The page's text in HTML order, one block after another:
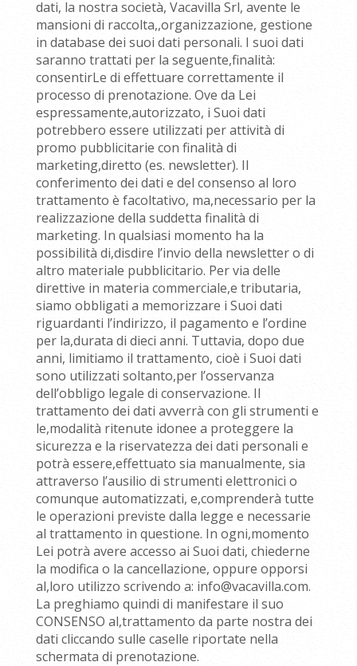
dati, la nostra società, Vacavilla Srl, avente le
mansioni di raccolta,,organizzazione, gestione
in database dei suoi dati personali. I suoi dati
saranno trattati per la seguente,finalità:
consentirLe di effettuare correttamente il
processo di prenotazione. Ove da Lei
espressamente,autorizzato, i Suoi dati
potrebbero essere utilizzati per attività di
promo pubblicitarie con finalità di
marketing,diretto (es. newsletter). Il
conferimento dei dati e del consenso al loro
trattamento è facoltativo, ma,necessario per la
realizzazione della suddetta finalità di
marketing. In qualsiasi momento ha la
possibilità di,disdire l’invio della newsletter o di
altro materiale pubblicitario. Per via delle
direttive in materia commerciale,e tributaria,
siamo obbligati a memorizzare i Suoi dati
riguardanti l’indirizzo, il pagamento e l’ordine
per la,durata di dieci anni. Tuttavia, dopo due
anni, limitiamo il trattamento, cioè i Suoi dati
sono utilizzati soltanto,per l’osservanza
dell’obbligo legale di conservazione. Il
trattamento dei dati avverrà con gli strumenti e
le,modalità ritenute idonee a proteggere la
sicurezza e la riservatezza dei dati personali e
potrà essere,effettuato sia manualmente, sia
attraverso l’ausilio di strumenti elettronici o
comunque automatizzati, e,comprenderà tutte
le operazioni previste dalla legge e necessarie
al trattamento in questione. In ogni,momento
Lei potrà avere accesso ai Suoi dati, chiederne
la modifica o la cancellazione, oppure opporsi
al,loro utilizzo scrivendo a: info@vacavilla.com.
La preghiamo quindi di manifestare il suo
CONSENSO al,trattamento da parte nostra dei
dati cliccando sulle caselle riportate nella
schermata di prenotazione.